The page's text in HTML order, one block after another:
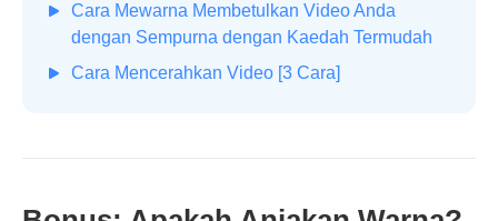
Cara Mewarna Membetulkan Video Anda
dengan Sempurna dengan Kaedah Termudah
Cara Mencerahkan Video [3 Cara]